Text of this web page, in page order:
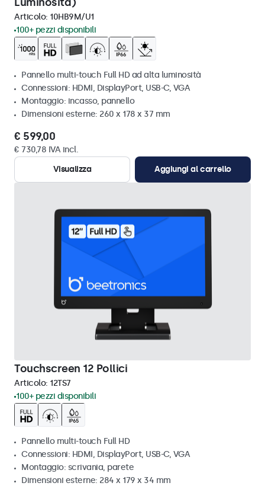
Articolo: 10HB9M/U1
100+ pezzi disponibili
Pannello multi-touch Full HD ad alta luminosità
Connessioni: HDMI, DisplayPort, USB-C, VGA
Montaggio: incasso, pannello
Dimensioni esterne: 260 x 178 x 37 mm
€ 599,00
€ 730,78 IVA incl.
Visualizza
Aggiungi al carrello
Touchscreen 12 Pollici
Articolo: 12TS7
100+ pezzi disponibili
Pannello multi-touch Full HD
Connessioni: HDMI, DisplayPort, USB-C, VGA
Montaggio: scrivania, parete
Dimensioni esterne: 284 x 179 x 34 mm